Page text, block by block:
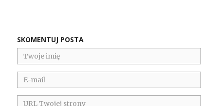
SKOMENTUJ POSTA